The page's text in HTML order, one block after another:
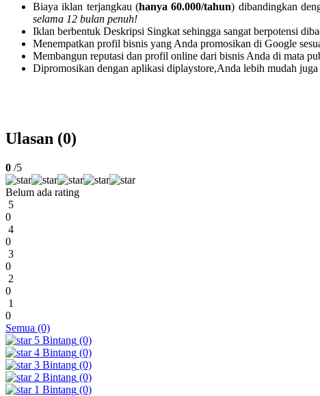
Biaya iklan terjangkau (hanya 60.000/tahun) dibandingkan
selama 12 bulan penuh!
Iklan berbentuk Deskripsi Singkat sehingga sangat berpotensi
Menempatkan profil bisnis yang Anda promosikan di Google
Membangun reputasi dan profil online dari bisnis Anda di mata
Dipromosikan dengan aplikasi diplaystore,Anda lebih mudah
Ulasan (0)
0 /5
Belum ada rating
5
0
4
0
3
0
2
0
1
0
Semua (0)
5 Bintang (0)
4 Bintang (0)
3 Bintang (0)
2 Bintang (0)
1 Bintang (0)